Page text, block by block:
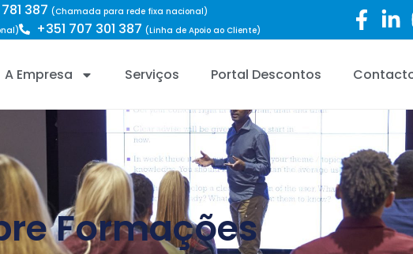
387 (Chamada para rede fixa nacional)
+351 707 301 387 (Linha de Apoio ao Cliente)
A Empresa Serviços Portal Descontos
Formações